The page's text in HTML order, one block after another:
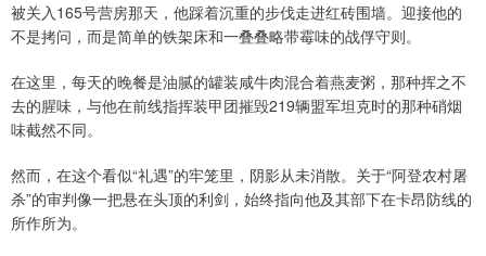
被关入165号营房那天，他踩着沉重的步伐走进红砖围墙。迎接他的
不是拷问，而是简单的铁架床和一叠叠略带霉味的战俘守则。
在这里，每天的晚餐是油腻的罐装咸牛肉混合着燕麦粥，那种挥之不
去的腥味，与他在前线指挥装甲团摧毁219辆盟军坦克时的那种硝烟
味截然不同。
然而，在这个看似“礼遇”的牢笼里，阴影从未消散。关于“阿登农村屠
杀”的审判像一把悬在头顶的利剑，始终指向他及其部下在卡昂防线的
所作所为。